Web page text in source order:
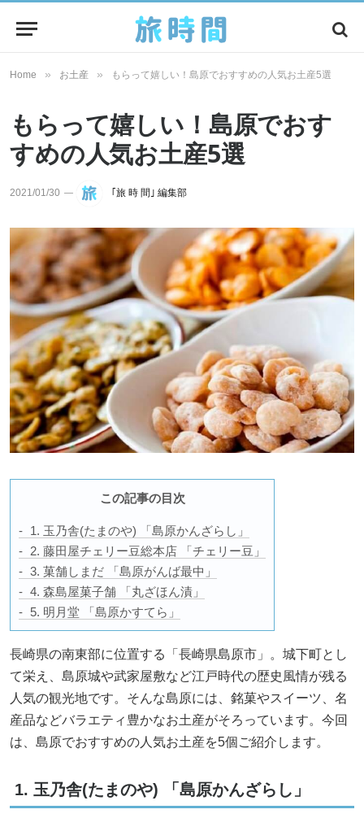
Home » お土産 » もらって嬉しい！島原でおすすめの人気お土産5選
もらって嬉しい！島原でおす
すめの人気お土産5選
2021/01/30 ｢旅 時 間｣ 編集部
この記事の目次
1. 玉乃舎(たまのや) 「島原かんざらし」
2. 藤田屋チェリー豆総本店 「チェリー豆」
3. 菓舗しまだ 「島原がんば最中」
4. 森島屋菓子舗 「丸ざほん漬」
5. 明月堂 「島原かすてら」
長崎県の南東部に位置する「長崎県島原市」。城下町とし
て栄え、島原城や武家屋敷など江戸時代の歴史風情が残る
人気の観光地です。そんな島原には、銘菓やスイーツ、名
産品などバラエティ豊かなお土産がそろっています。今回
は、島原でおすすめの人気お土産を5個ご紹介します。
1. 玉乃舎(たまのや) 「島原かんざらし」